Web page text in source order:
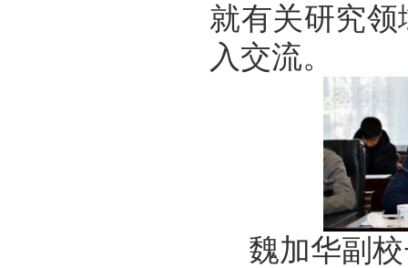
就有关研究
入交流。
魏加华副